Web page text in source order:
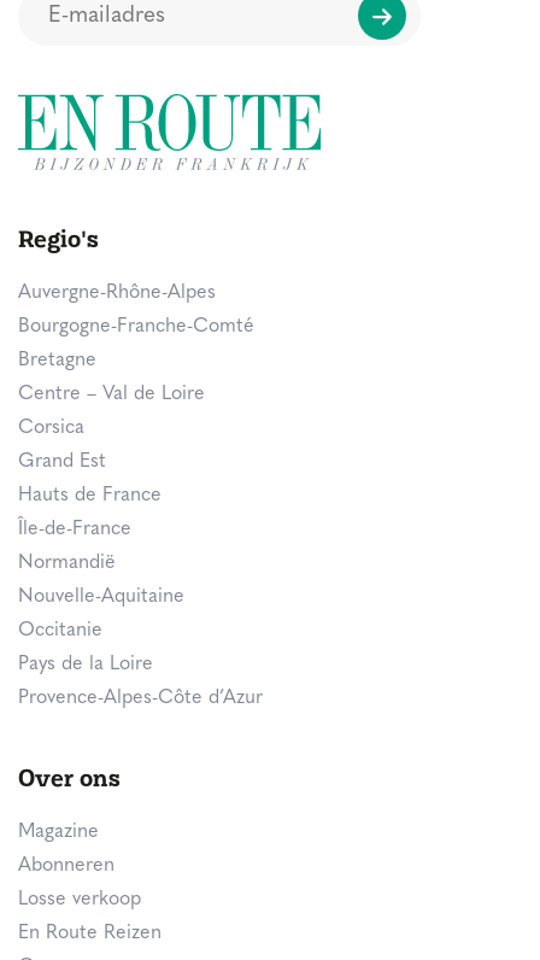
Regio's
Auvergne-Rhône-Alpes
Bourgogne-Franche-Comté
Bretagne
Centre – Val de Loire
Corsica
Grand Est
Hauts de France
Île-de-France
Normandië
Nouvelle-Aquitaine
Occitanie
Pays de la Loire
Provence-Alpes-Côte d’Azur
Over ons
Magazine
Abonneren
Losse verkoop
En Route Reizen